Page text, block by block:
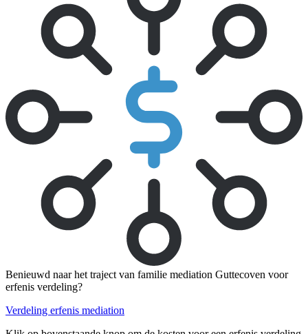
Benieuwd naar het traject van familie mediation Guttecoven voor
erfenis verdeling?
Verdeling erfenis mediation